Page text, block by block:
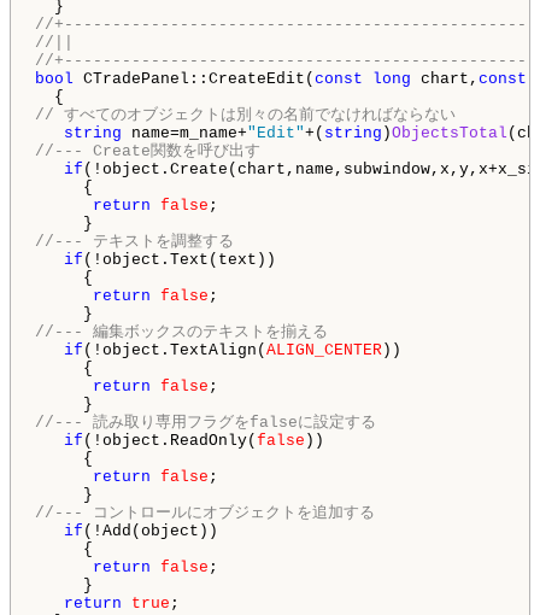
//
//||
//
bool CTradePanel::CreateEdit( const long chart, const
// すべてのオブジェクトは別々の名前でなければならない
string name=m_name+"Edit"+( string )ObjectsTotal
//--- Create関数を呼び出す
if
{
return false ;
//--- テキストを調整する
if (!object.Text(text))
{
return false ;
//--- 編集ボックスのテキストを揃える
if (!object.TextAlign( ALIGN_CENTER ))
{
return false ;
//--- 読み取り専用フラグをfalseに設定する
if (!object.ReadOnly( false ))
{
return false ;
//--- コントロールにオブジェクトを追加する
if (!Add(object))
{
return false ;
}
return
true ;